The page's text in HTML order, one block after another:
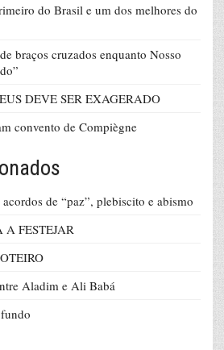
do Brasil e um dos melhores do
braços cruzados enquanto Nosso
DEVE SER EXAGERADO
convento de Compiègne
de “paz”, plebiscito e abismo
FESTEJAR
Aladim e Ali Babá